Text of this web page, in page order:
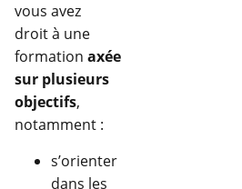
vous avez
droit à une
formation axée
sur plusieurs
objectifs,
notamment :
s’orienter
dans les